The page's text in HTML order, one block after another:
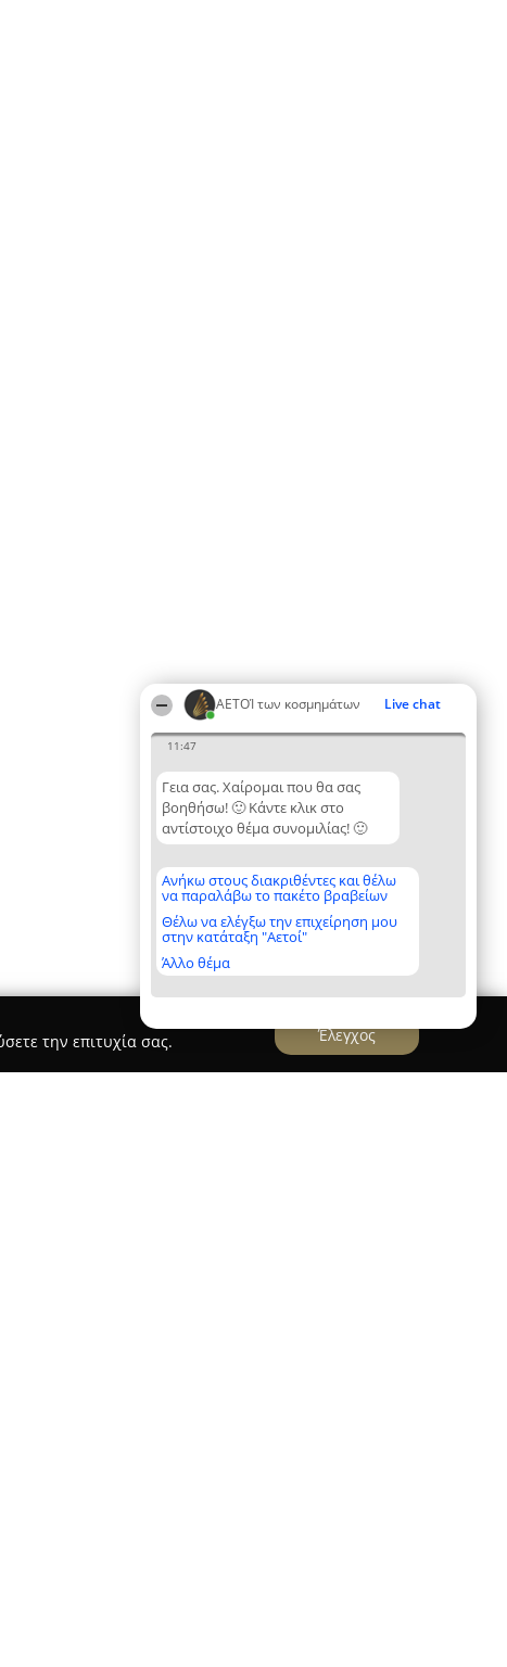
ΑΕΤΟΊ των κοσμημάτων Live chat
11:47
Γεια σας. Χαίρομαι που θα σας
βοηθήσω! 🙂 Κάντε κλικ στο
αντίστοιχο θέμα συνομιλίας! 🙂
Ανήκω στους διακριθέντες και θέλω
να παραλάβω το πακέτο βραβείων
Θέλω να ελέγξω την επιχείρηση μου
στην κατάταξη "Αετοί"
Άλλο θέμα
την επιτυχία σας.
Έλεγχος